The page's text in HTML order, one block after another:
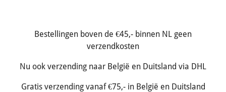
Bestellingen boven de €45,- binnen NL geen
verzendkosten
Nu ook verzending naar België en Duitsland via DHL
Gratis verzending vanaf €75,- in België en Duitsland